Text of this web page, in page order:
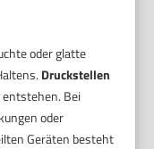
oder glatte
Druckstellen
Bei
oder
Geräten besteht